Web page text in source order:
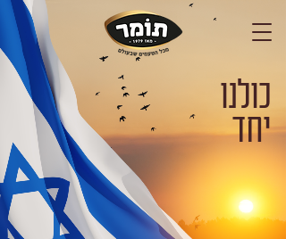
כולנו
יחד